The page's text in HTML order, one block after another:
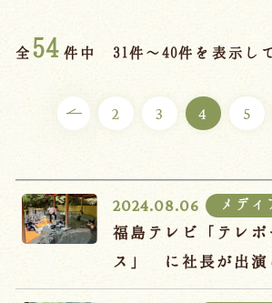
全54 件中 31件～40件を表示し
2 3 4 5
2024.08.06 メディ
福島テレビ「テレポ
ス」 に社長が出演
ご宿泊プラン
お部屋からプランを選ぶ
空室カレンダーから選
会議・団体 吉川屋で過